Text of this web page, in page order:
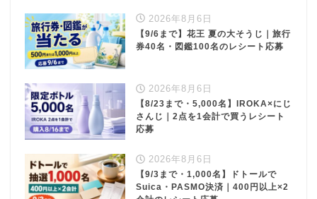
2026年8月6日
【9/6まで】花王 夏の大そうじ｜旅行
券40名・図鑑100名のレシート応募
2026年8月6日
【8/23まで・5,000名】IROKA×にじ
さんじ｜2点を1会計で買うレシート
応募
2026年8月6日
【9/3まで・1,000名】ドトールで
Suica・PASMO決済｜400円以上×2